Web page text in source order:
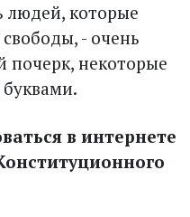
людей, которые
- очень
почерк, некоторые
в интернете